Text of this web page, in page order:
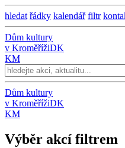
hledat řádky kalendář filtr
Dům kultury
v KroměřížiDK
KM
Dům kultury
v KroměřížiDK
KM
Výběr akcí filtrem